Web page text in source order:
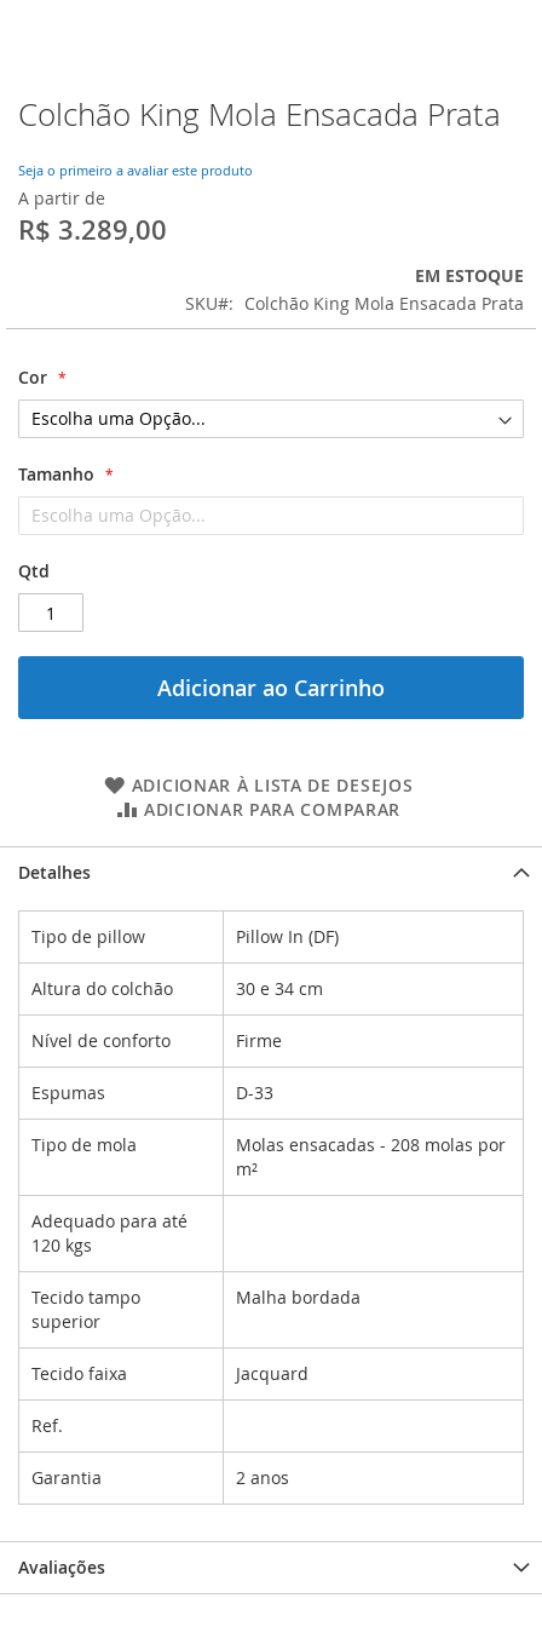
Saltar
para
início
da
Galeria
Colchão King Mola Ensacada Prata
Seja o primeiro a avaliar este produto
A partir de
R$ 3.289,00
EM ESTOQUE
SKU
Colchão King Mola Ensacada Prata
Cor
Tamanho
Qtd
Adicionar ao Carrinho
ADICIONAR À LISTA DE DESEJOS
ADICIONAR PARA COMPARAR
Detalhes
Tipo de pillow Pillow In (DF)
Altura do colchão 30 e 34 cm
Nível de conforto Firme
Espumas D-33
Tipo de mola
Molas ensacadas - 208 molas por
m²
Adequado para até
120 kgs
Tecido tampo
superior
Malha bordada
Tecido faixa Jacquard
Ref.
Garantia 2 anos
Avaliações